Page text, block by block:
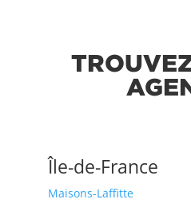
Île-de-France
Maisons-Laffitte